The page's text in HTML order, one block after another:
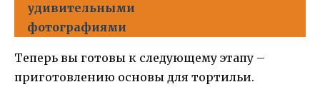
удивительными
фотографиями
Теперь вы готовы к следующему этапу –
приготовлению основы для тортильи.